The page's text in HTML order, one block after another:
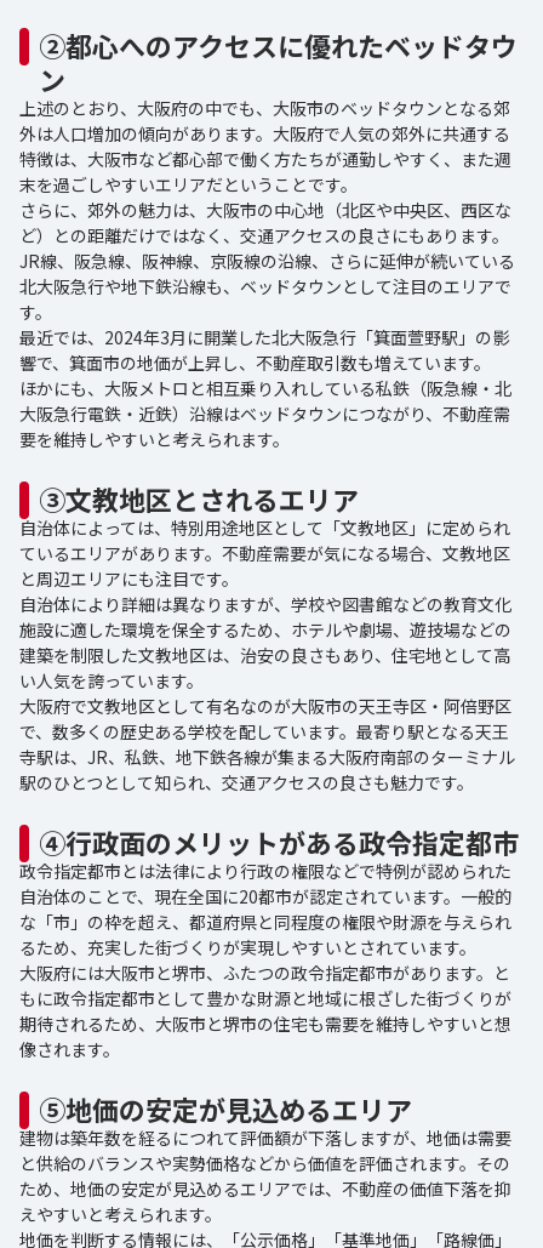
②都心へのアクセスに優れたベッドタウ
ン
上述のとおり、大阪府の中でも、大阪市のベッドタウンとなる郊
外は人口増加の傾向があります。大阪府で人気の郊外に共通する
特徴は、大阪市など都心部で働く方たちが通勤しやすく、また週
末を過ごしやすいエリアだということです。
さらに、郊外の魅力は、大阪市の中心地（北区や中央区、西区な
ど）との距離だけではなく、交通アクセスの良さにもあります。
JR線、阪急線、阪神線、京阪線の沿線、さらに延伸が続いている
北大阪急行や地下鉄沿線も、ベッドタウンとして注目のエリアで
す。
最近では、2024年3月に開業した北大阪急行「箕面萱野駅」の影
響で、箕面市の地価が上昇し、不動産取引数も増えています。
ほかにも、大阪メトロと相互乗り入れしている私鉄（阪急線・北
大阪急行電鉄・近鉄）沿線はベッドタウンにつながり、不動産需
要を維持しやすいと考えられます。
③文教地区とされるエリア
自治体によっては、特別用途地区として「文教地区」に定められ
ているエリアがあります。不動産需要が気になる場合、文教地区
と周辺エリアにも注目です。
自治体により詳細は異なりますが、学校や図書館などの教育文化
施設に適した環境を保全するため、ホテルや劇場、遊技場などの
建築を制限した文教地区は、治安の良さもあり、住宅地として高
い人気を誇っています。
大阪府で文教地区として有名なのが大阪市の天王寺区・阿倍野区
で、数多くの歴史ある学校を配しています。最寄り駅となる天王
寺駅は、JR、私鉄、地下鉄各線が集まる大阪府南部のターミナル
駅のひとつとして知られ、交通アクセスの良さも魅力です。
④行政面のメリットがある政令指定都市
政令指定都市とは法律により行政の権限などで特例が認められた
自治体のことで、現在全国に20都市が認定されています。一般的
な「市」の枠を超え、都道府県と同程度の権限や財源を与えられ
るため、充実した街づくりが実現しやすいとされています。
大阪府には大阪市と堺市、ふたつの政令指定都市があります。と
もに政令指定都市として豊かな財源と地域に根ざした街づくりが
期待されるため、大阪市と堺市の住宅も需要を維持しやすいと想
像されます。
⑤地価の安定が見込めるエリア
建物は築年数を経るにつれて評価額が下落しますが、地価は需要
と供給のバランスや実勢価格などから価値を評価されます。その
ため、地価の安定が見込めるエリアでは、不動産の価値下落を抑
えやすいと考えられます。
地価を判断する情報には、「公示価格」「基準地価」「路線価」